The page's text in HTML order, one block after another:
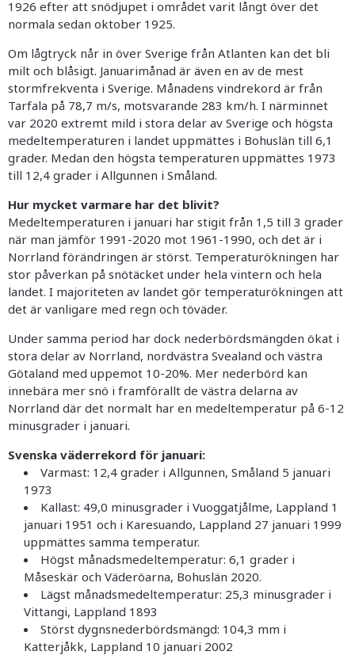
1926 efter att snödjupet i området varit långt över det
normala sedan oktober 1925.
Om lågtryck når in över Sverige från Atlanten kan det bli
milt och blåsigt. Januarimånad är även en av de mest
stormfrekventa i Sverige. Månadens vindrekord är från
Tarfala på 78,7 m/s, motsvarande 283 km/h. I närminnet
var 2020 extremt mild i stora delar av Sverige och högsta
medeltemperaturen i landet uppmättes i Bohuslän till 6,1
grader. Medan den högsta temperaturen uppmättes 1973
till 12,4 grader i Allgunnen i Småland.
Hur mycket varmare har det blivit?
Medeltemperaturen i januari har stigit från 1,5 till 3 grader
när man jämför 1991-2020 mot 1961-1990, och det är i
Norrland förändringen är störst. Temperaturökningen har
stor påverkan på snötäcket under hela vintern och hela
landet. I majoriteten av landet gör temperaturökningen att
det är vanligare med regn och töväder.
Under samma period har dock nederbördsmängden ökat i
stora delar av Norrland, nordvästra Svealand och västra
Götaland med uppemot 10-20%. Mer nederbörd kan
innebära mer snö i framförallt de västra delarna av
Norrland där det normalt har en medeltemperatur på 6-12
minusgrader i januari.
Svenska väderrekord för januari:
Varmast: 12,4 grader i Allgunnen, Småland 5 januari
1973
Kallast: 49,0 minusgrader i Vuoggatjålme, Lappland 1
januari 1951 och i Karesuando, Lappland 27 januari 1999
uppmättes samma temperatur.
Högst månadsmedeltemperatur: 6,1 grader i
Måseskär och Väderöarna, Bohuslän 2020.
Lägst månadsmedeltemperatur: 25,3 minusgrader i
Vittangi, Lappland 1893
Störst dygnsnederbördsmängd: 104,3 mm i
Katterjåkk, Lappland 10 januari 2002